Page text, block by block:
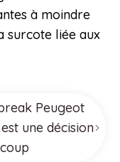
à moindre
surcote liée aux
Peugeot
une décision